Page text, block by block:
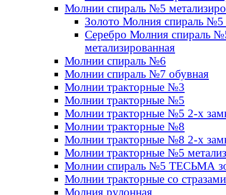
Молнии спираль №5
Золото Молния спираль №5
Серебро Молния спираль
метализированная
Молнии спираль №6
Молнии спираль №7 обувная
Молнии тракторные №3
Молнии тракторные №5
Молнии тракторные №5 2-х
Молнии тракторные №8
Молнии тракторные №8 2-х
Молнии тракторные №5
Молнии спираль №5 ТЕСЬМА
Молнии тракторные со стразами
Молния рулонная